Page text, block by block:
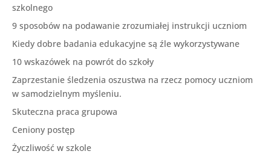
szkolnego
9 sposobów na podawanie zrozumiałej instrukcji uczniom
Kiedy dobre badania edukacyjne są źle wykorzystywane
10 wskazówek na powrót do szkoły
Zaprzestanie śledzenia oszustwa na rzecz pomocy uczniom
w samodzielnym myśleniu.
Skuteczna praca grupowa
Ceniony postęp
Życzliwość w szkole